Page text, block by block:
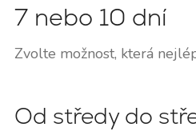
7 nebo 10 dní
Zvolte možnost, která
Od středy do